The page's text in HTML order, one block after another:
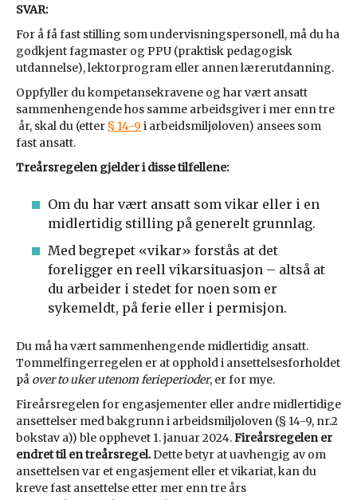
SVAR:
For å få fast stilling som undervisningspersonell, må du ha
godkjent fagmaster og PPU (praktisk pedagogisk
utdannelse), lektorprogram eller annen lærerutdanning.
Oppfyller du kompetansekravene og har vært ansatt
sammenhengende hos samme arbeidsgiver i mer enn tre
år, skal du (etter § 14-9 i arbeidsmiljøloven) ansees som
fast ansatt.
Treårsregelen gjelder i disse tilfellene:
Om du har vært ansatt som vikar eller i en
midlertidig stilling på generelt grunnlag.
Med begrepet «vikar» forstås at det
foreligger en reell vikarsituasjon – altså at
du arbeider i stedet for noen som er
sykemeldt, på ferie eller i permisjon.
Du må ha vært sammenhengende midlertidig ansatt.
Tommelfingerregelen er at opphold i ansettelsesforholdet
på over to uker utenom ferieperioder, er for mye.
Fireårsregelen for engasjementer eller andre midlertidige
ansettelser med bakgrunn i arbeidsmiljøloven (§ 14-9, nr.2
bokstav a)) ble opphevet 1. januar 2024.Fireårsregelen er
endret til en treårsregel.Dette betyr at uavhengig av om
ansettelsen var et engasjement eller et vikariat, kan du
kreve fast ansettelse etter mer enn tre års